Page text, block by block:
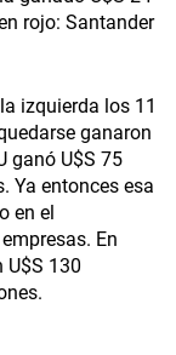
rojo: Santander
izquierda los 11
ganaron
ganó U$S 75
Ya entonces esa
en el
En
U$S 130